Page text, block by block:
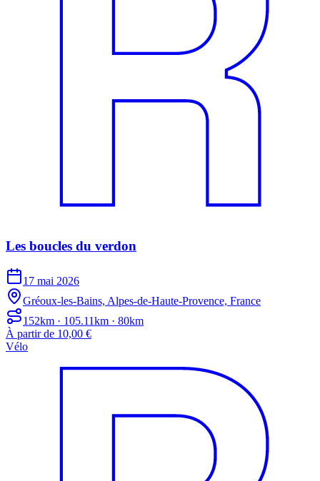
Les boucles du verdon
17 mai 2026
Gréoux-les-Bains, Alpes-de-Haute-Provence, France
152km · 105.11km · 80km
À partir de 10,00 €
Vélo